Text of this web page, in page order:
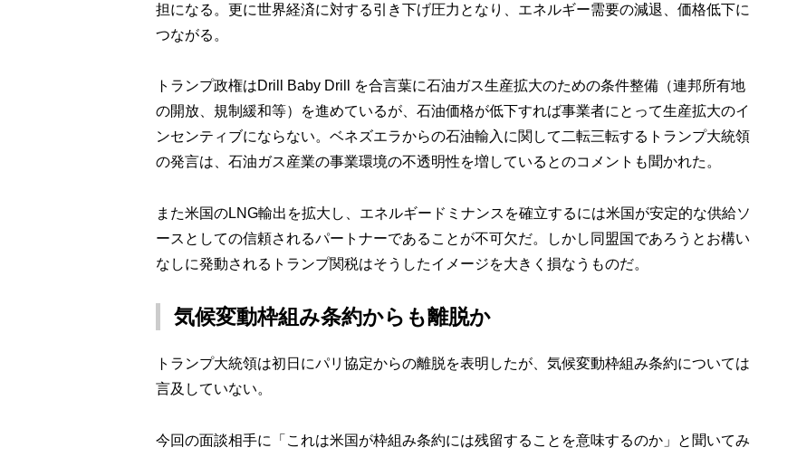
担になる。更に世界経済に対する引き下げ圧力となり、エネルギー需要の減退、価格低下に
つながる。
トランプ政権はDrill Baby Drill を合言葉に石油ガス生産拡大のための条件整備（連邦所有地
の開放、規制緩和等）を進めているが、石油価格が低下すれば事業者にとって生産拡大のイ
ンセンティブにならない。ベネズエラからの石油輸入に関して二転三転するトランプ大統領
の発言は、石油ガス産業の事業環境の不透明性を増しているとのコメントも聞かれた。
また米国のLNG輸出を拡大し、エネルギードミナンスを確立するには米国が安定的な供給ソ
ースとしての信頼されるパートナーであることが不可欠だ。しかし同盟国であろうとお構い
なしに発動されるトランプ関税はそうしたイメージを大きく損なうものだ。
気候変動枠組み条約からも離脱か
トランプ大統領は初日にパリ協定からの離脱を表明したが、気候変動枠組み条約については
言及していない。
今回の面談相手に「これは米国が枠組み条約には残留することを意味するのか」と聞いてみ